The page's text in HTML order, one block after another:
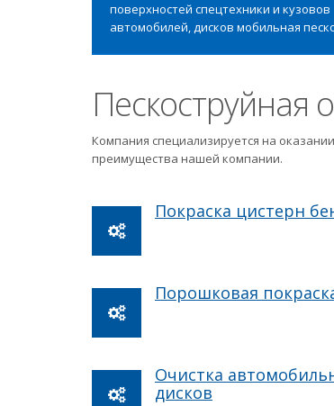
поверхностей спецтехники и кузовов
автомобилей, дисков мобильная
Пескоструйная
Компания специализируется на
преимущества нашей компании.
Покраска цистерн
Порошковая
Очистка
дисков